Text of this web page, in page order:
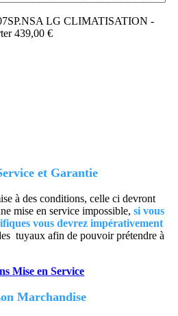
LG CLIMATISATION -
439,00 €
et Garantie
à des conditions, celle ci devront
mise en service impossible, si vous
vous devrez impérativement
tuyaux afin de pouvoir prétendre à
Mise en Service
Marchandise